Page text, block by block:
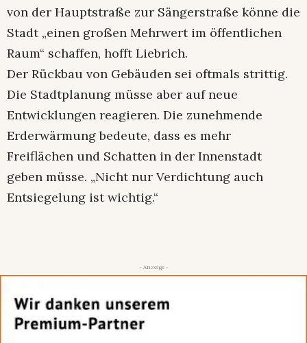
von der Hauptstraße zur Sängerstraße könne die
Stadt „einen großen Mehrwert im öffentlichen
Raum“ schaffen, hofft Liebrich.
Der Rückbau von Gebäuden sei oftmals strittig.
Die Stadtplanung müsse aber auf neue
Entwicklungen reagieren. Die zunehmende
Erderwärmung bedeute, dass es mehr
Freiflächen und Schatten in der Innenstadt
geben müsse. „Nicht nur Verdichtung auch
Entsiegelung ist wichtig.“
- Anzeige -